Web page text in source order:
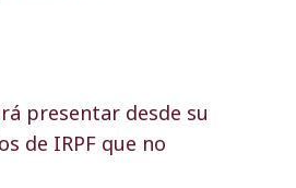
presentar desde su
de IRPF que no